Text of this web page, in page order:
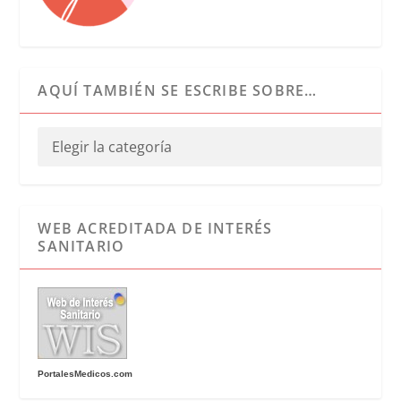
AQUÍ TAMBIÉN SE ESCRIBE SOBRE…
WEB ACREDITADA DE INTERÉS
SANITARIO
PortalesMedicos.com